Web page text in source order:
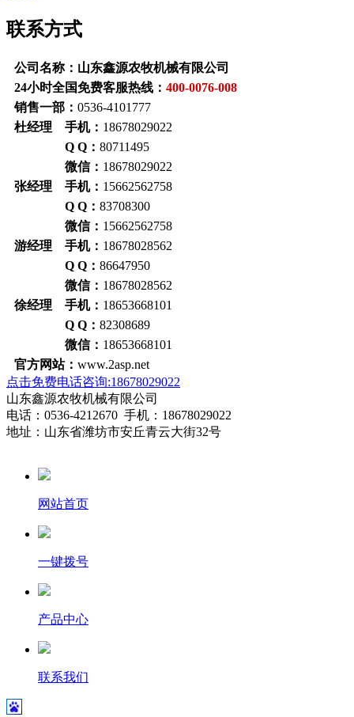
联系方式
公司名称：山东鑫源农牧机械有限公司
24小时全国免费客服热线： 400-0076-008
销售一部： 0536-4101777
杜经理 手机： 18678029022
Q Q： 80711495
微信： 18678029022
张经理 手机： 15662562758
Q Q： 83708300
微信： 15662562758
游经理 手机： 18678028562
Q Q： 86647950
微信： 18678028562
徐经理 手机： 18653668101
Q Q： 82308689
微信： 18653668101
官方网站： www.2asp.net
点击免费电话咨询:18678029022
山东鑫源农牧机械有限公司
电话：0536-4212670 手机：18678029022
地址：山东省潍坊市安丘青云大街32号
网站首页
一键拨号
产品中心
联系我们